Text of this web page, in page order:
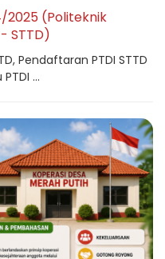
2025 (Politeknik
STTD)
Pendaftaran PTDI STTD
...